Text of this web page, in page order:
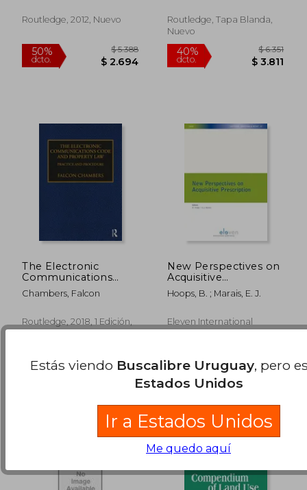
50%
dcto. $ 1.202
50%
dcto.
Routledge, 2012, Nuevo
Leases (en Inglés)
Routledge, Tapa Blanda,
Nuevo
The Electronic
Communications
Code and Property
Law: Practice and
Chambers, Falcon
Routledge, 2018, 1 Edición,
Tapa Dura, Nuevo
New Perspectives on
Acquisitive
Prescription: Volume
12 (en Inglés)
Hoops, B. ; Marais, E. J.
Eleven International
Publishing, Tapa Blanda,
Estás viendo Buscalibre Uruguay, pero
Estados Unidos
Ir a Estados Unidos
Me quedo aquí